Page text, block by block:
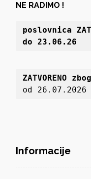
NE RADIMO !
poslovnica
do 23.06.26
ZATVORENO
od
Informacije